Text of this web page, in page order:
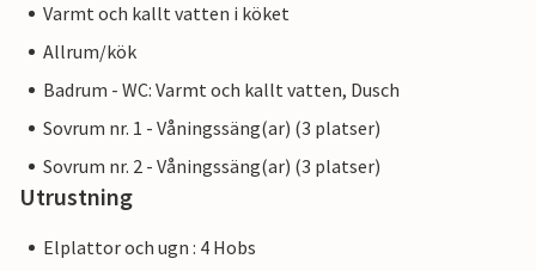
Varmt och kallt vatten i köket
Allrum/kök
Badrum - WC: Varmt och kallt vatten, Dusch
Sovrum nr. 1 - Våningssäng(ar) (3 platser)
Sovrum nr. 2 - Våningssäng(ar) (3 platser)
Utrustning
Elplattor och ugn : 4 Hobs